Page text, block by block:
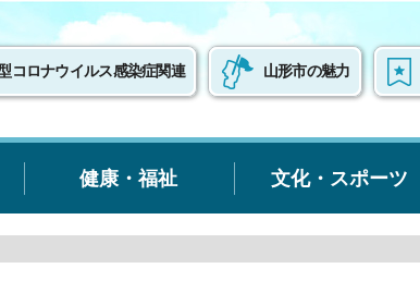
コロナウイルス感染症関連 山形市の魅力
健康・福祉 文化・スポーツ